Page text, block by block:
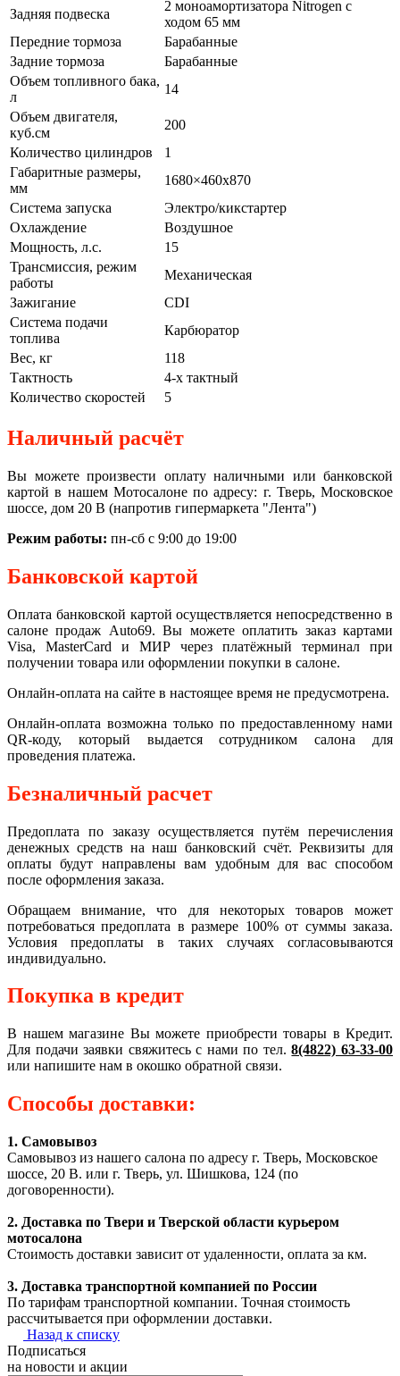
Задняя подвеска
2 моноамортизатора Nitrogen c
ходом 65 мм
Передние тормоза
Барабанные
Задние тормоза
Барабанные
Объем топливного бака,
л
14
Объем двигателя,
куб.см
200
Количество цилиндров
1
Габаритные размеры,
мм
1680×460х870
Система запуска
Электро/кикстартер
Охлаждение
Воздушное
Мощность, л.с.
15
Трансмиссия, режим
работы
Механическая
Зажигание
CDI
Система подачи
топлива
Карбюратор
Вес, кг
118
Тактность
4-х тактный
Количество скоростей
5
Наличный расчёт
Вы можете произвести оплату наличными или банковской
картой в нашем Мотосалоне по адресу: г. Тверь, Московское
шоссе, дом 20 В (напротив гипермаркета "Лента")
Режим работы: пн-сб с 9:00 до 19:00
Банковской картой
Оплата банковской картой осуществляется непосредственно в
салоне продаж Auto69. Вы можете оплатить заказ картами
Visa, MasterCard и МИР через платёжный терминал при
получении товара или оформлении покупки в салоне.
Онлайн-оплата на сайте в настоящее время не предусмотрена.
Онлайн-оплата возможна только по предоставленному нами
QR-коду, который выдается сотрудником салона для
проведения платежа.
Безналичный расчет
Предоплата по заказу осуществляется путём перечисления
денежных средств на наш банковский счёт. Реквизиты для
оплаты будут направлены вам удобным для вас способом
после оформления заказа.
Обращаем внимание, что для некоторых товаров может
потребоваться предоплата в размере 100% от суммы заказа.
Условия предоплаты в таких случаях согласовываются
индивидуально.
Покупка в кредит
В нашем магазине Вы можете приобрести товары в Кредит.
Для подачи заявки свяжитесь с нами по тел.8(4822) 63-33-00
или напишите нам в окошко обратной связи.
Способы доставки:
1. Самовывоз
Самовывоз из нашего салона по адресу г. Тверь, Московское
шоссе, 20 В. или г. Тверь, ул. Шишкова, 124 (по
договоренности).
2. Доставка по Твери и Тверской области курьером
мотосалона
Стоимость доставки зависит от удаленности, оплата за км.
3. Доставка транспортной компанией по России
По тарифам транспортной компании. Точная стоимость
рассчитывается при оформлении доставки.
Назад к списку
Подписаться
на новости и акции